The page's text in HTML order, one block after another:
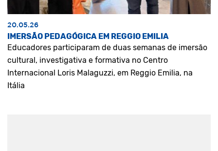
20.05.26
IMERSÃO PEDAGÓGICA EM REGGIO EMILIA
Educadores participaram de duas semanas de imersão
cultural, investigativa e formativa no Centro
Internacional Loris Malaguzzi, em Reggio Emilia, na
Itália